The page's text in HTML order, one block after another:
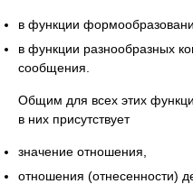
в функции
в функции разнообразных
сообщения.
Общим для всех этих
в них присутствует
значение отношения,
отношения (отнесенности)